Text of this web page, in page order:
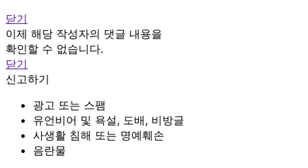
닫기
이제 해당 작성자의 댓글 내용을
확인할 수 없습니다.
닫기
신고하기
광고 또는 스팸
유언비어 및 욕설, 도배, 비방글
사생활 침해 또는 명예훼손
음란물